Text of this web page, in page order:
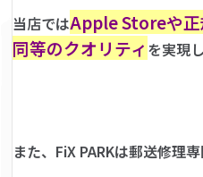
当店ではApple Storeや正
同等のクオリティ を実現
また、FiX PARKは郵送修理